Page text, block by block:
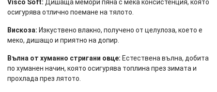
Visco Soft: Дишаща мемори пяна с мека консистенция, която
осигурява отлично поемане на тялото.
Вискоза: Изкуствено влакно, получено от целулоза, което е
меко, дишащо и приятно на допир.
Вълна от хуманно стригани овце: Естествена вълна, добита
по хуманен начин, която осигурява топлина през зимата и
прохлада през лятото.